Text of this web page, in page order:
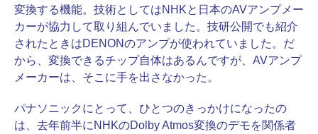
変換する機能。技術としてはNHKと日本のAVアンプメー
カーが協力して取り組んでいました。技研公開でも紹介
されたときはDENONのアンプが使われていました。だ
から、変換できるチップ自体はあるんですが、AVアンプ
メーカーは、そこに手を出さなかった。
パナソニックにとって、ひとつのきっかけになったの
は、去年前半にNHKのDolby Atmos変換のデモを関係者